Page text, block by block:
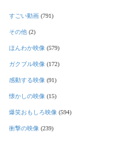
すごい動画 (791)
その他 (2)
ほんわか映像 (579)
ガクブル映像 (172)
感動する映像 (91)
懐かしの映像 (15)
爆笑おもしろ映像 (594)
衝撃の映像 (239)